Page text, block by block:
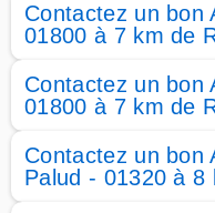
Contactez un bon
01800 à 7 km de
Contactez un bon
01800 à 7 km de
Contactez un bon
Palud - 01320 à 8